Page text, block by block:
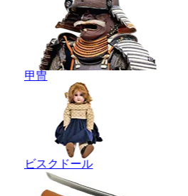
甲冑
ビスクドール